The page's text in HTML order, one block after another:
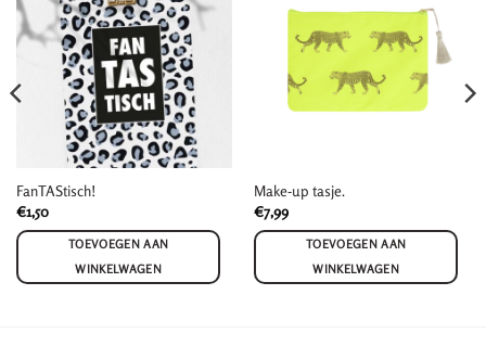
FanTAStisch!
€1,50
TOEVOEGEN AAN
WINKELWAGEN
Make-up tasje.
€7,99
TOEVOEGEN AAN
WINKELWAGEN